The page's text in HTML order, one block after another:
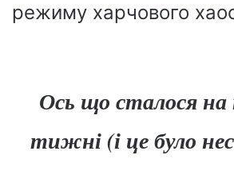
режиму харчового
Ось що сталося
тижні (і це було